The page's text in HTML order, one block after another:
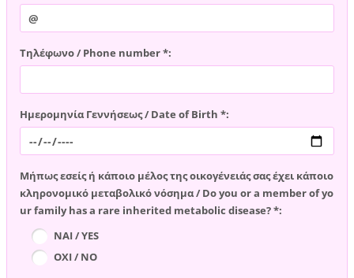
Τηλέφωνο / Phone number *:
Ημερομηνία Γεννήσεως / Date of Birth *:
Μήπως εσείς ή κάποιο μέλος της οικογένειάς σας έχει κάποιο
κληρονομικό μεταβολικό νόσημα / Do you or a member of yo
ur family has a rare inherited metabolic disease? *:
ΝΑΙ / YES
ΟΧΙ / NO